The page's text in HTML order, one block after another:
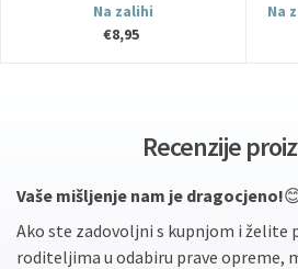
Na zalihi
€8,95
Na
Recenzije
Vaše mišljenje nam je dragocjeno!
Ako ste zadovoljni s kupnjom i želite
roditeljima u odabiru prave opreme,